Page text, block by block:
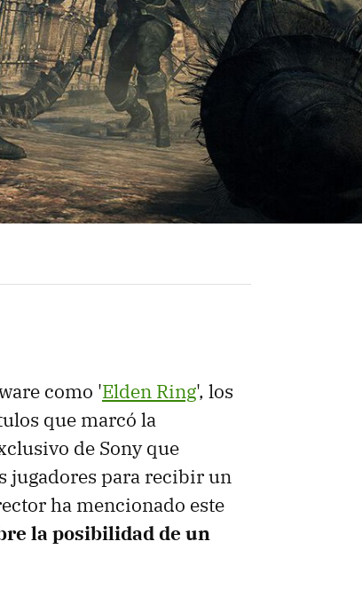
como 'Elden Ring', los
que marcó la
de Sony que
jugadores para recibir un
ha mencionado este
la posibilidad de un